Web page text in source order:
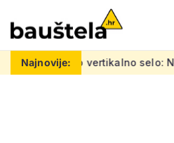
Najnovije:
Šareno vertikalno selo: